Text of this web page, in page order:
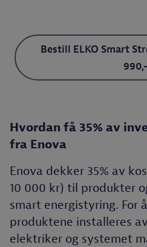
Bestill ELKO Smart
990,-
Hvordan få 35% av
fra Enova
Enova dekker 35% av
10 000 kr) til produkter
smart energistyring. For
produktene installeres
elektriker og systemet